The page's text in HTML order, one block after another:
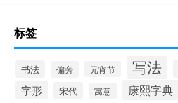
标签
书法 偏旁 元宵节 写法
字形 宋代 寓意 康熙字典